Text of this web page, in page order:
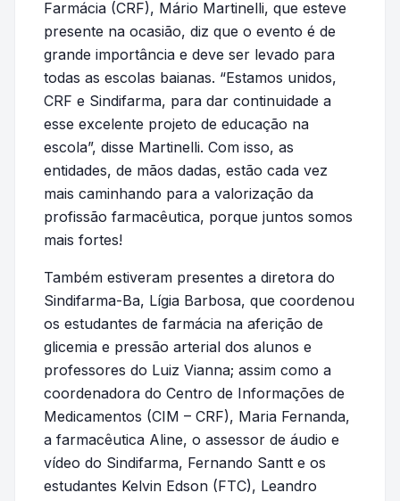
Farmácia (CRF), Mário Martinelli, que esteve
presente na ocasião, diz que o evento é de
grande importância e deve ser levado para
todas as escolas baianas. “Estamos unidos,
CRF e Sindifarma, para dar continuidade a
esse excelente projeto de educação na
escola”, disse Martinelli. Com isso, as
entidades, de mãos dadas, estão cada vez
mais caminhando para a valorização da
profissão farmacêutica, porque juntos somos
mais fortes!
Também estiveram presentes a diretora do
Sindifarma-Ba, Lígia Barbosa, que coordenou
os estudantes de farmácia na aferição de
glicemia e pressão arterial dos alunos e
professores do Luiz Vianna; assim como a
coordenadora do Centro de Informações de
Medicamentos (CIM – CRF), Maria Fernanda,
a farmacêutica Aline, o assessor de áudio e
vídeo do Sindifarma, Fernando Santt e os
estudantes Kelvin Edson (FTC), Leandro